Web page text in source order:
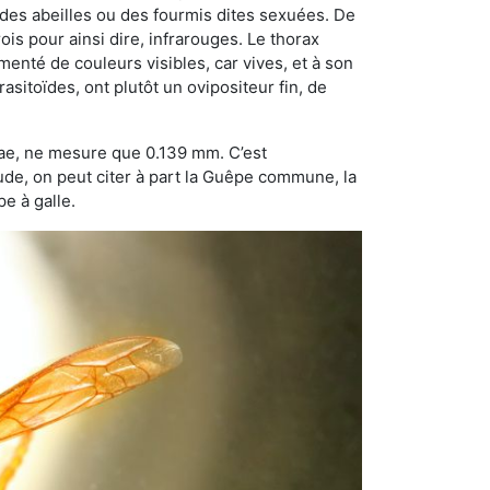
abeilles ou des fourmis dites sexuées. De
pour ainsi dire, infrarouges. Le thorax
de couleurs visibles, car vives, et à son
ont plutôt un ovipositeur fin, de
ne mesure que 0.139 mm. C’est
on peut citer à part la Guêpe commune, la
à galle.